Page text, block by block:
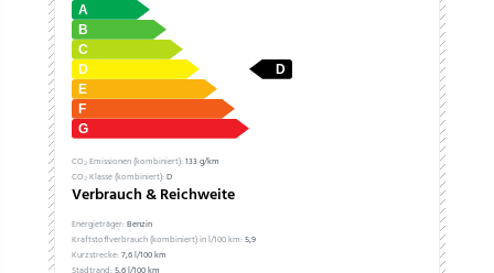
CO₂ Emissionen (kombiniert):133 g/km
CO₂ Klasse (kombiniert):D
Verbrauch & Reichweite
Energieträger:Benzin
Kraftstoffverbrauch (kombiniert) in l/100 km:5,9
Kurzstrecke:7,6 l/100 km